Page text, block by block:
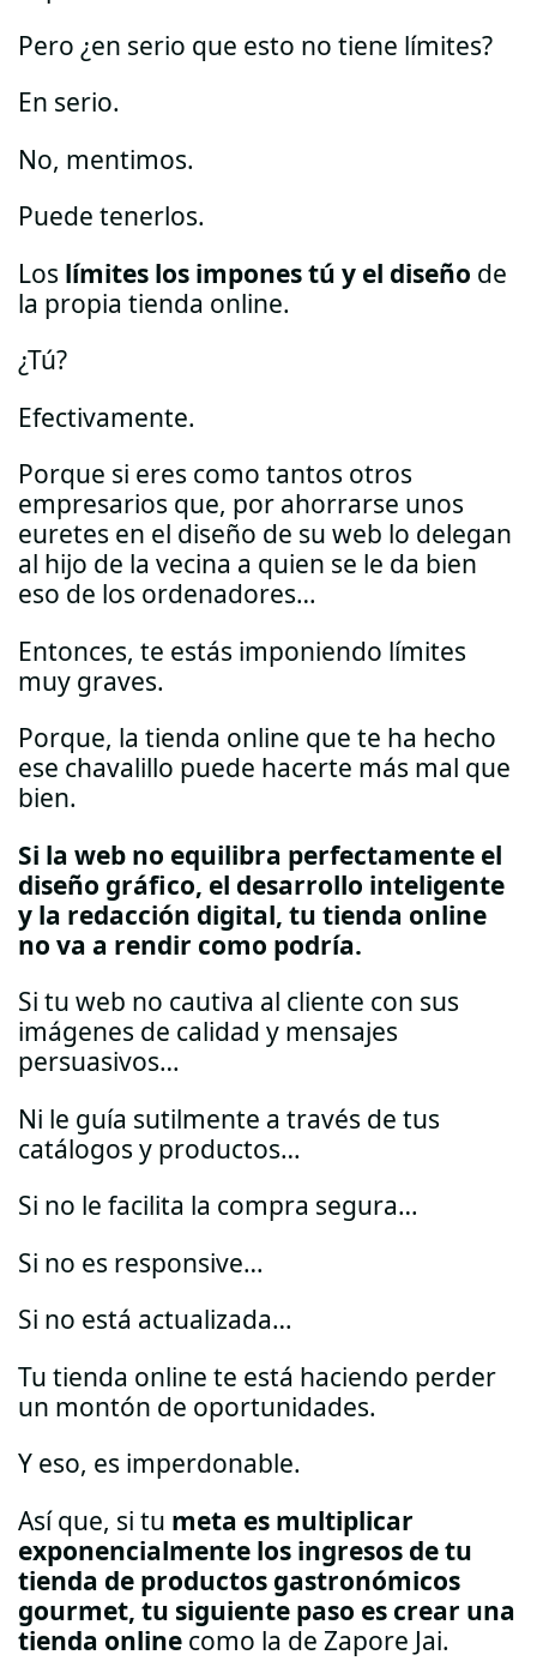
Pero ¿en serio que esto no tiene límites?
En serio.
No, mentimos.
Puede tenerlos.
Los límites los impones tú y el diseño de
la propia tienda online.
¿Tú?
Efectivamente.
Porque si eres como tantos otros
empresarios que, por ahorrarse unos
euretes en el diseño de su web lo delegan
al hijo de la vecina a quien se le da bien
eso de los ordenadores…
Entonces, te estás imponiendo límites
muy graves.
Porque, la tienda online que te ha hecho
ese chavalillo puede hacerte más mal que
bien.
Si la web no equilibra perfectamente el
diseño gráfico, el desarrollo inteligente
y la redacción digital, tu tienda online
no va a rendir como podría.
Si tu web no cautiva al cliente con sus
imágenes de calidad y mensajes
persuasivos…
Ni le guía sutilmente a través de tus
catálogos y productos…
Si no le facilita la compra segura…
Si no es responsive…
Si no está actualizada…
Tu tienda online te está haciendo perder
un montón de oportunidades.
Y eso, es imperdonable.
Así que, si tu meta es multiplicar
exponencialmente los ingresos de tu
tienda de productos gastronómicos
gourmet, tu siguiente paso es crear una
tienda online como la de Zapore Jai.